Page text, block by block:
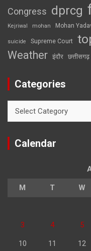
Congress dprcg
Kejriwal mohan Mohan
suicide Supreme Court
Weather इंदौर छत्तीसगढ़
Categories
Calendar
M T W
3 4 5
10 11 12